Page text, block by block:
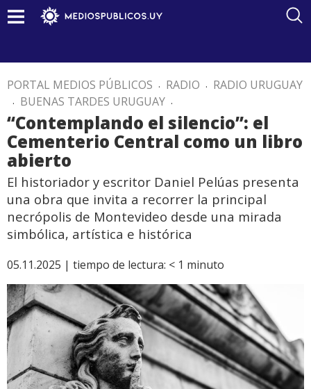
PORTAL MEDIOS PÚBLICOS . RADIO . RADIO URUGUAY
. BUENAS TARDES URUGUAY .
“Contemplando el silencio”: el
Cementerio Central como un libro
abierto
El historiador y escritor Daniel Pelúas presenta
una obra que invita a recorrer la principal
necrópolis de Montevideo desde una mirada
simbólica, artística e histórica
05.11.2025 | tiempo de lectura: < 1 minuto